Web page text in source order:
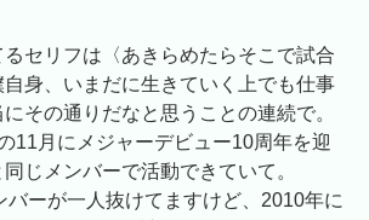
セリフは〈あきらめたらそこで試合
身、いまだに生きていく上でも仕事
その通りだなと思うことの連続で。
11月にメジャーデビュー10周年を迎
じメンバーで活動できていて。
バーが一人抜けてますけど、2010年に